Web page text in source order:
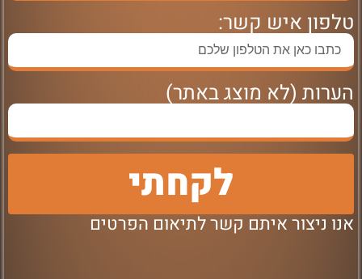
טלפון איש קשר:
הערות (לא מוצג באתר)
לקחתי
אנו ניצור איתם קשר לתיאום הפרטים